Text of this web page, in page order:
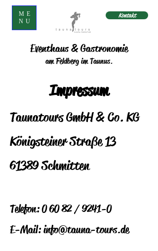
ME
NU
Kontakt
Eventhaus & Gastronomie
am Feldberg im Taunus.
Impressum
Taunatours GmbH & Co. KG
Königsteiner Straße 13
61389 Schmitten
Telefon: 0 60 82 / 9241-0
E-Mail: info@tauna-tours.de